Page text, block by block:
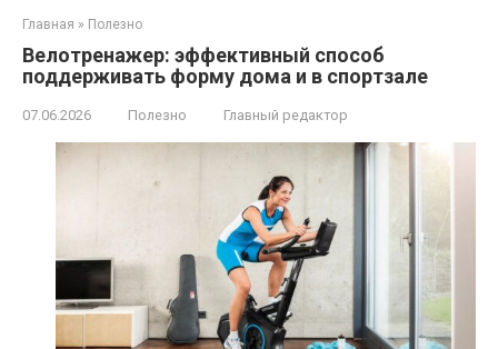
Главная » Полезно
Велотренажер: эффективный способ
поддерживать форму дома и в спортзале
07.06.2026 Полезно Главный редактор